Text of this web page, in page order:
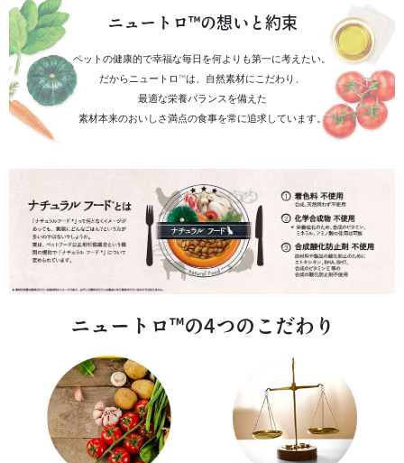
ニュートロ™の想いと約束
ペットの健康的で幸福な毎日を何よりも第一に考えたい。
だからニュートロ™は、自然素材にこだわり、
最適な栄養バランスを備えた
素材本来のおいしさ満点の食事を常に追求しています。
ニュートロ™の4つのこだわり